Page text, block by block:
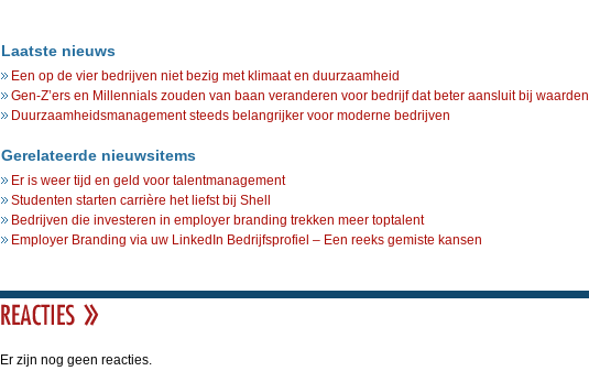
Laatste nieuws
Een op de vier bedrijven niet bezig met klimaat en duurzaamheid
Gen-Z’ers en Millennials zouden van baan veranderen voor bedrijf dat beter aansluit bij waarden
Duurzaamheidsmanagement steeds belangrijker voor moderne bedrijven
Gerelateerde nieuwsitems
Er is weer tijd en geld voor talentmanagement
Studenten starten carrière het liefst bij Shell
Bedrijven die investeren in employer branding trekken meer toptalent
Employer Branding via uw LinkedIn Bedrijfsprofiel – Een reeks gemiste kansen
Er zijn nog geen reacties.